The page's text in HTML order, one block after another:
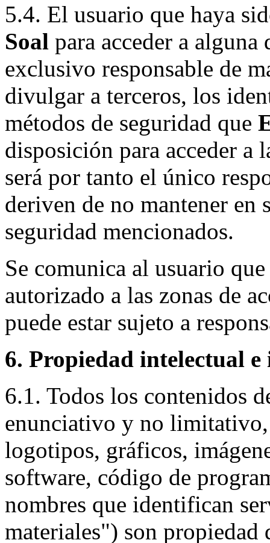
5.4. El usuario que haya
Soal para acceder a alguna
exclusivo responsable de
divulgar a terceros, los
métodos de seguridad que
disposición para acceder a
será por tanto el único
deriven de no mantener en
seguridad mencionados.
Se comunica al usuario
autorizado a las zonas de
puede estar sujeto a
6. Propiedad intelectual
6.1. Todos los contenidos
enunciativo y no limitativo,
logotipos, gráficos,
software, código de
nombres que identifican
materiales") son propiedad